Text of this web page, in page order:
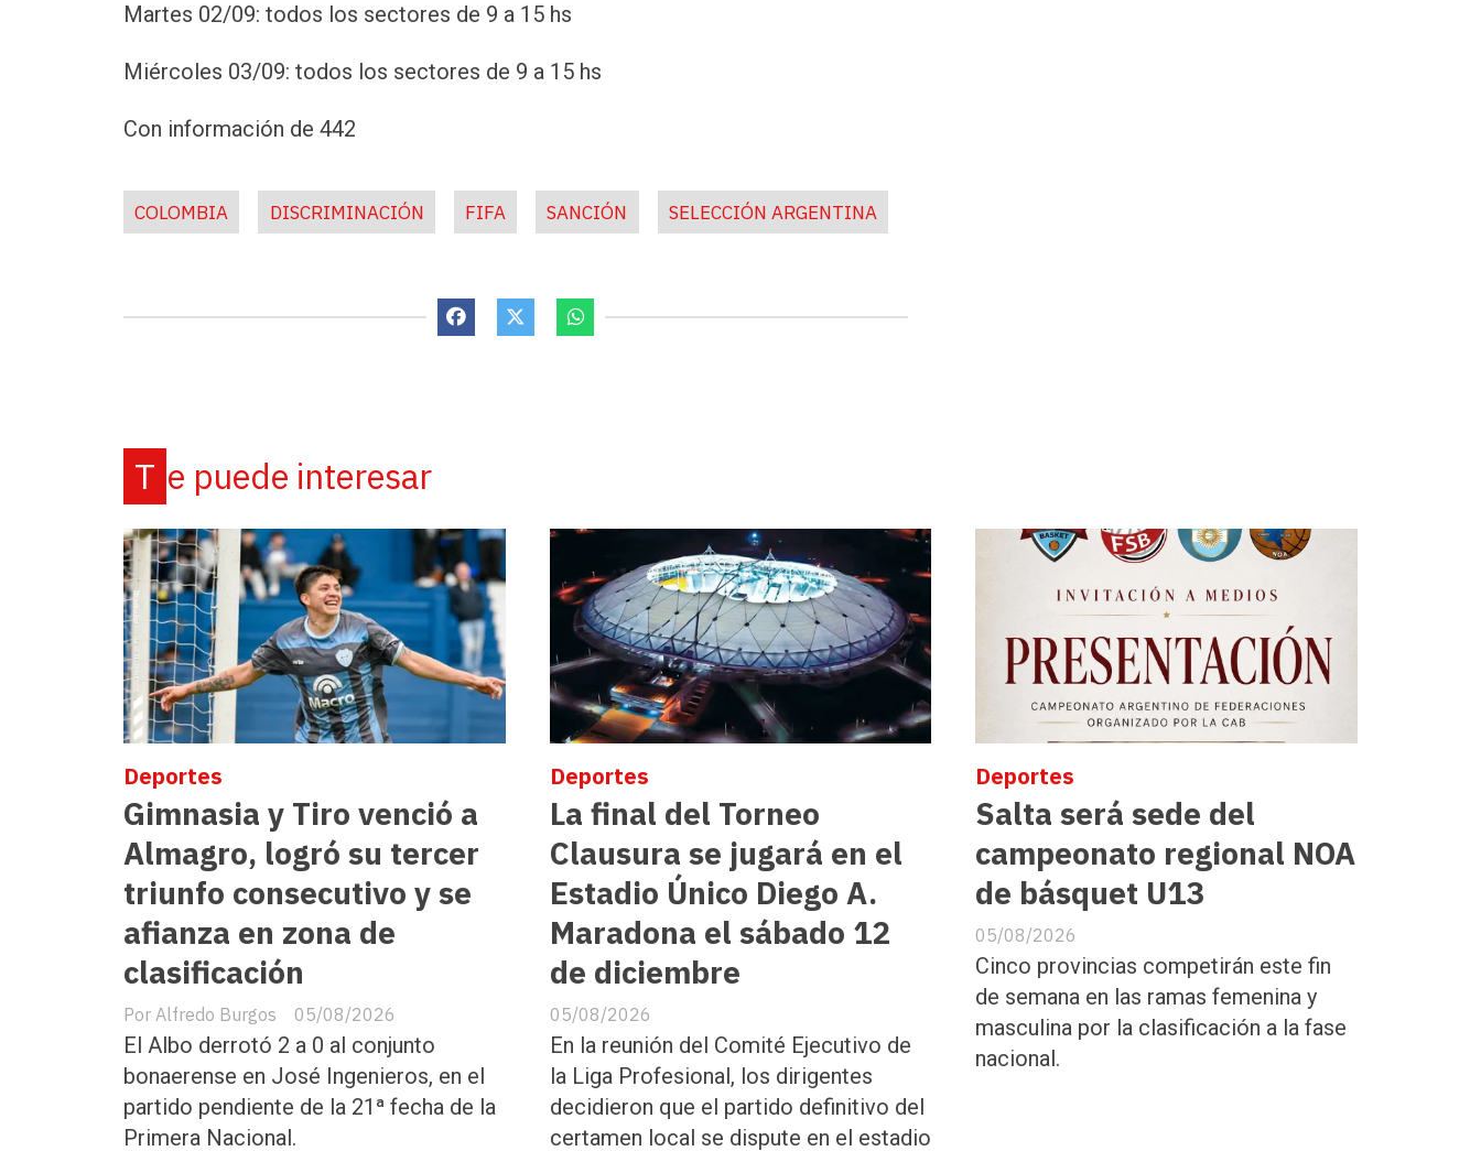
Martes 02/09: todos los sectores de 9 a 15 hs
Miércoles 03/09: todos los sectores de 9 a 15 hs
Con información de 442
COLOMBIA DISCRIMINACIÓN FIFA SANCIÓN SELECCIÓN ARGENTINA
Te puede interesar
Gimnasia y Tiro venció a
Almagro, logró su tercer
triunfo consecutivo y se
afianza en zona de
clasificación
Alfredo Burgos
Deportes
05/08/2026
El Albo derrotó 2 a 0 al conjunto
bonaerense en José Ingenieros, en el
partido pendiente de la 21ª fecha de la
Primera Nacional.
La final del Torneo
Clausura se jugará en el
Estadio Único Diego A.
Maradona el sábado 12
de diciembre
Deportes
05/08/2026
En la reunión del Comité Ejecutivo de
la Liga Profesional, los dirigentes
decidieron que el partido definitivo del
certamen local se dispute en el estadio
Salta será sede del
campeonato regional NOA
de básquet U13
Deportes
05/08/2026
Cinco provincias competirán este fin
de semana en las ramas femenina y
masculina por la clasificación a la fase
nacional.